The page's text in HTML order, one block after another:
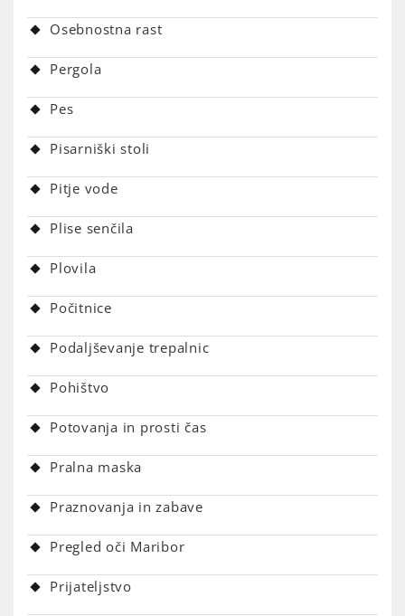
Osebnostna rast
Pergola
Pes
Pisarniški stoli
Pitje vode
Plise senčila
Plovila
Počitnice
Podaljševanje trepalnic
Pohištvo
Potovanja in prosti čas
Pralna maska
Praznovanja in zabave
Pregled oči Maribor
Prijateljstvo